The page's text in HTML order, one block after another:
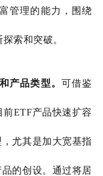
管理的能力，围绕
索和突破。
产品类型。可借鉴
前ETF产品快速扩容
尤其是加大宽基指
的创设。通过将居